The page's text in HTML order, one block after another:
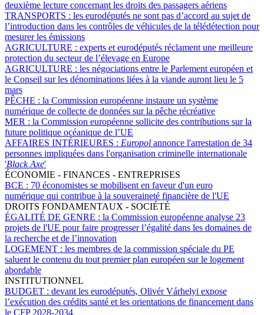
deuxième lecture concernant les droits des passagers aériens
TRANSPORTS : les eurodéputés ne sont pas d’accord au sujet de
l’introduction dans les contrôles de véhicules de la télédétection pour
mesurer les émissions
AGRICULTURE : experts et eurodéputés réclament une meilleure
protection du secteur de l’élevage en Europe
AGRICULTURE : les négociations entre le Parlement européen et
le Conseil sur les dénominations liées à la viande auront lieu le 5
mars
PÊCHE : la Commission européenne instaure un système
numérique de collecte de données sur la pêche récréative
MER : la Commission européenne sollicite des contributions sur la
future politique océanique de l’UE
AFFAIRES INTÉRIEURES : Europol annonce l'arrestation de 34
personnes impliquées dans l'organisation criminelle internationale
'Black Axe'
ÉCONOMIE - FINANCES - ENTREPRISES
BCE : 70 économistes se mobilisent en faveur d'un euro
numérique qui contribue à la souveraineté financière de l'UE
DROITS FONDAMENTAUX - SOCIÉTÉ
ÉGALITÉ DE GENRE : la Commission européenne analyse 23
projets de l'UE pour faire progresser l’égalité dans les domaines de
la recherche et de l’innovation
LOGEMENT : les membres de la commission spéciale du PE
saluent le contenu du tout premier plan européen sur le logement
abordable
INSTITUTIONNEL
BUDGET : devant les eurodéputés, Olivér Várhelyi expose
l’exécution des crédits santé et les orientations de financement dans
le CFP 2028-2034